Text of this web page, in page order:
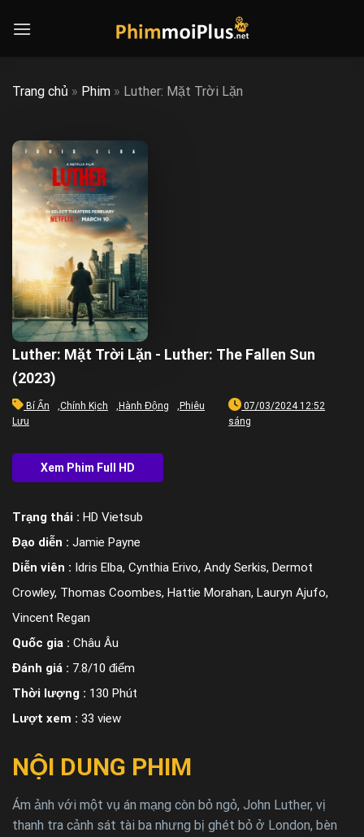
Trang chủ » Phim » Luther: Mặt Trời Lặn
Luther: Mặt Trời Lặn - Luther: The Fallen Sun
(2023)
Bí Ẩn ,Chính Kịch , Hành Động , Phiêu
Lưu
07/03/2024 12:52
sáng
Trạng thái : HD Vietsub
Đạo diễn : Jamie Payne
Diễn viên : Idris Elba, Cynthia Erivo, Andy Serkis, Dermot
Crowley, Thomas Coombes, Hattie Morahan, Lauryn Ajufo,
Vincent Regan
Quốc gia : Châu Âu
Đánh giá : 7.8/10 điểm
Thời lượng : 130 Phút
Lượt xem : 33 view
NỘI DUNG PHIM
Ám ảnh với một vụ án mạng còn bỏ ngỏ, John Luther, vị
thanh tra cảnh sát tài ba nhưng bị ghét bỏ ở London, bèn